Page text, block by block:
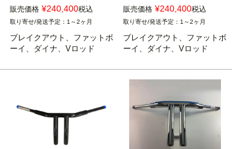
販売価格 ¥240,400税込
1～2ヶ月
ブレイクアウト、ファットボ
ーイ、ダイナ、Vロッド
販売価格 ¥240,400税込
1～2ヶ月
ブレイクアウト、ファットボ
ーイ、ダイナ、Vロッド